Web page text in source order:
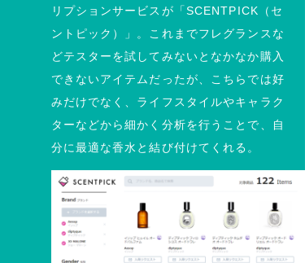
リプションサービスが「SCENTPICK（セ
ントピック）」。これまでフレグランスな
どテスターを試してみないとなかなか購入
できないアイテムだったが、こちらでは好
みだけでなく、ライフスタイルやキャラク
ターなどから細かく分析を行うことで、自
分に最適な香水と結び付けてくれる。